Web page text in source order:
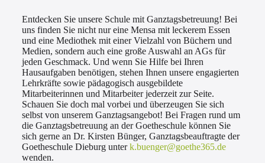
Entdecken Sie unsere Schule mit Ganztagsbetreuung! Bei
uns finden Sie nicht nur eine Mensa mit leckerem Essen
und eine Mediothek mit einer Vielzahl von Büchern und
Medien, sondern auch eine große Auswahl an AGs für
jeden Geschmack. Und wenn Sie Hilfe bei Ihren
Hausaufgaben benötigen, stehen Ihnen unsere engagierten
Lehrkräfte sowie pädagogisch ausgebildete
Mitarbeiterinnen und Mitarbeiter jederzeit zur Seite.
Schauen Sie doch mal vorbei und überzeugen Sie sich
selbst von unserem Ganztagsangebot! Bei Fragen rund um
die Ganztagsbetreuung an der Goetheschule können Sie
sich gerne an Dr. Kirsten Bünger, Ganztagsbeauftragte der
Goetheschule Dieburg unterk.buenger@goethe365.de
wenden.